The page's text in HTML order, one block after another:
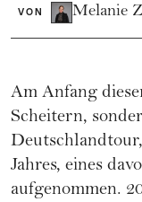
VON Melanie
Am Anfang
Scheitern,
Jahres, eines
aufgenommen.